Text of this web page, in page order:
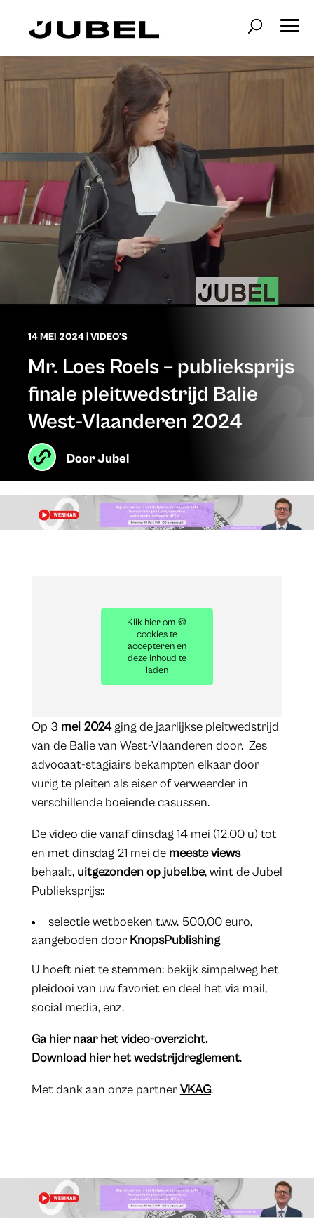
14 MEI 2024 VIDEO'S
Mr. Loes Roels – publieksprijs
finale pleitwedstrijd Balie
West-Vlaanderen 2024
DoorJubel
Klik hier om 🍪
cookies te
accepteren en
deze inhoud te
laden
Op 3 mei 2024ging de jaarlijkse pleitwedstrijd
van de Balie van West-Vlaanderen door. Zes
advocaat-stagiairs bekampten elkaar door
vurig te pleiten als eiser of verweerder in
verschillende boeiende casussen.
De video die vanaf dinsdag 14 mei (12.00 u) tot
en met dinsdag 21 mei de meeste views
behaalt, uitgezonden opjubel.be, wint de Jubel
Publieksprijs::
selectie wetboeken t.w.v. 500,00 euro,
aangeboden door KnopsPublishing
U hoeft niet te stemmen: bekijk simpelweg het
pleidooi van uw favoriet en deel het via mail,
social media, enz.
Ga hier naar het video-overzicht.
Download hier het wedstrijdreglement.
Met dank aan onze partnerVKAG.